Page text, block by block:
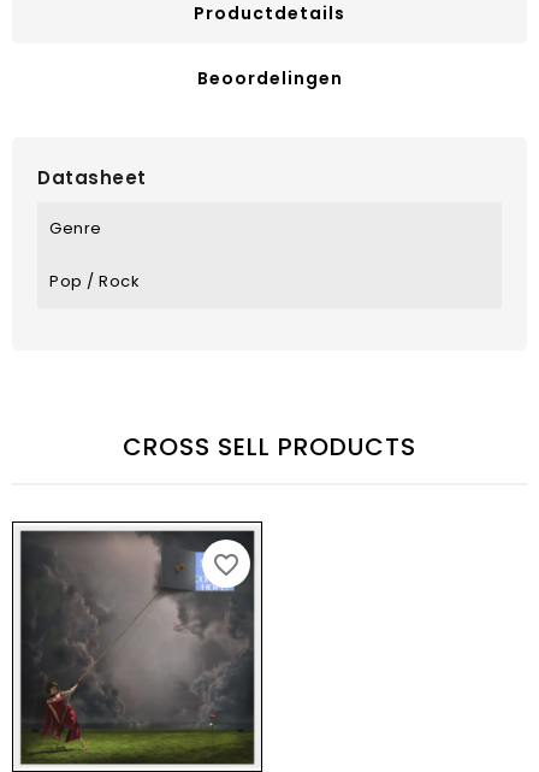
Productdetails
Beoordelingen
Datasheet
Genre
Pop / Rock
CROSS SELL PRODUCTS
favorite_border